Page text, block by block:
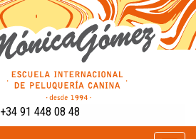
+34 91 448 08 48